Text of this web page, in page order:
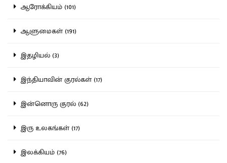
ஆரோக்கியம் (101)
ஆளுமைகள் (191)
இதழியல் (3)
இந்தியாவின் குரல்கள் (17)
இன்னொரு குரல் (62)
இரு உலகங்கள் (17)
இலக்கியம் (76)